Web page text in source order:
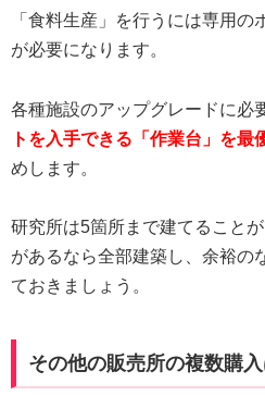
「食料生産」を行うには専用の
が必要になります。
各種施設のアップグレードに必
トを入手できる「作業台」を最
めします。
研究所は5箇所まで建てること
があるなら全部建築し、余裕の
ておきましょう。
その他の販売所の複数購